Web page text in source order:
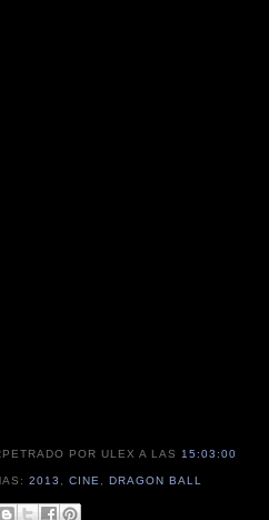
POR ULEXA LAS15:03:00
2013 ,CINE ,DRAGON BALL